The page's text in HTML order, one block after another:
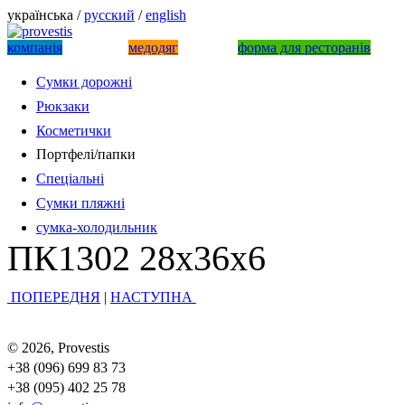
українська /русский /english
компанiя медодяг форма для ресторанів
Сумки дорожні
Рюкзаки
Косметички
Портфелі/папки
Спеціальні
Сумки пляжні
сумка-холодильник
ПК1302 28х36х6
ПОПЕРЕДНЯ | НАСТУПНА
© 2026, Provestis
+38 (096) 699 83 73
+38 (095) 402 25 78